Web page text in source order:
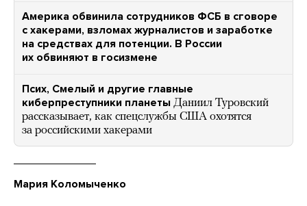
Америка обвинила сотрудников ФСБ в сговоре
с хакерами, взломах журналистов и заработке
на средствах для потенции. В России
их обвиняют в госизмене
Псих, Смелый и другие главные
киберпреступники планеты Даниил Туровский
рассказывает, как спецслужбы США охотятся
за российскими хакерами
Мария Коломыченко